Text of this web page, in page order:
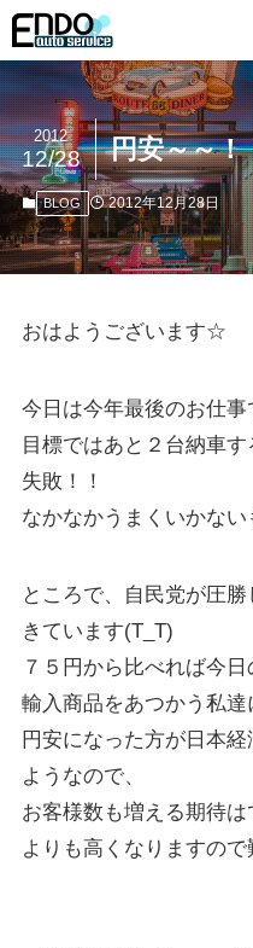
円安～～！
2012
12/28
BLOG 2012年12月28日
おはようございます☆
今日は今年最後のお仕
目標ではあと２台納車す
失敗！！
なかなかうまくいかない
ところで、自民党が圧
きています(T_T)
７５円から比べれば今
輸入商品をあつかう私達
円安になった方が日本
ようなので、
お客様数も増える期待
よりも高くなりますの